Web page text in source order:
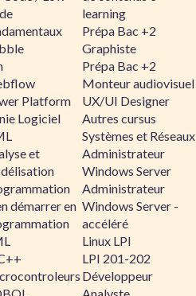
Platform
Logiciel
et
démarrer en
learning
Prépa Bac +2
Graphiste
Prépa Bac +2
Monteur audiovisuel
UX/UI Designer
Autres cursus
Systèmes et Réseaux
Administrateur
Windows Server
Administrateur
Windows Server -
accéléré
Linux LPI
LPI 201-202
Développeur